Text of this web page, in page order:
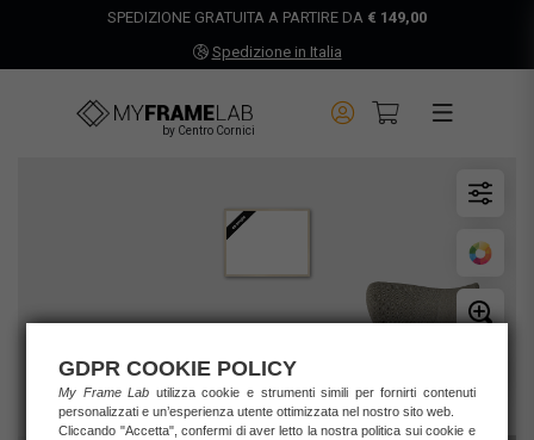
SPEDIZIONE GRATUITA A PARTIRE DA € 149,00
Spedizione in Italia
by Centro Cornici
GDPR COOKIE POLICY
My Frame Lab utilizza cookie e strumenti simili per fornirti contenuti
personalizzati e un’esperienza utente ottimizzata nel nostro sito web.
Cliccando "Accetta", confermi di aver letto la nostra politica sui cookie e